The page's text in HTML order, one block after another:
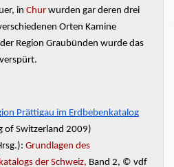
in Chur wurden gar deren drei
Orten Kamine
der Region Graubünden wurde das
Prättigau im Erdbebenkatalog
of Switzerland 2009)
Grundlagen des
der Schweiz, Band 2, © vdf